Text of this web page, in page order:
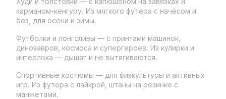
карманом-кенгуру. Из мягкого футера с начёсом и
без, для осени и зимы.
Футболки и лонгсливы — с принтами машинок,
динозавров, космоса и супергероев. Из кулирки и
интерлока — дышат и не вытягиваются.
Спортивные костюмы — для физкультуры и активных
игр. Из футера с лайкрой, штаны на резинке с
манжетами.